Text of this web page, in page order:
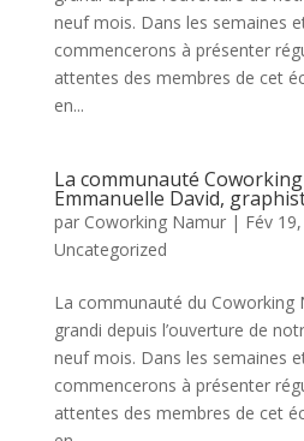
neuf mois. Dans les semaines
commencerons à présenter
attentes des membres de cet
en...
La communauté
Emmanuelle David,
par Coworking Namur| Fév
Uncategorized
La communauté du Coworking
grandi depuis l’ouverture de
neuf mois. Dans les semaines
commencerons à présenter
attentes des membres de cet